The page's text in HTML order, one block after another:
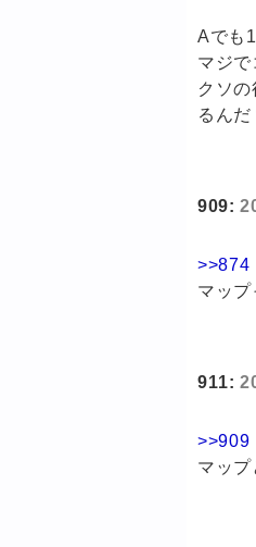
Aでも
マジで
クソ
るんだ
909:
>>874
マップ
911:
>>909
マッ